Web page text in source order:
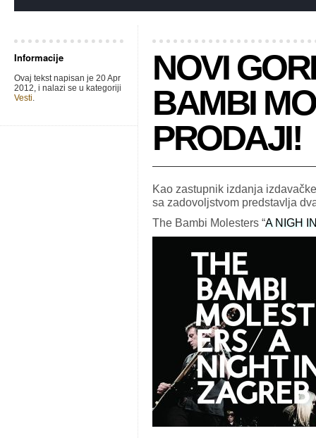
Informacije
Ovaj tekst napisan je 20 Apr
2012, i nalazi se u kategoriji
Vesti.
NOVI
BAMBI
PRODAJI!
Kao zastupnik izdanja
sa zadovoljstvom predstavlja
The Bambi Molesters “A NIGH